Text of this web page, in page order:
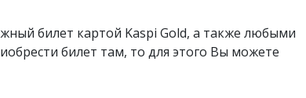
билет картой Kaspi Gold, а также любыми
билет там, то для этого Вы можете